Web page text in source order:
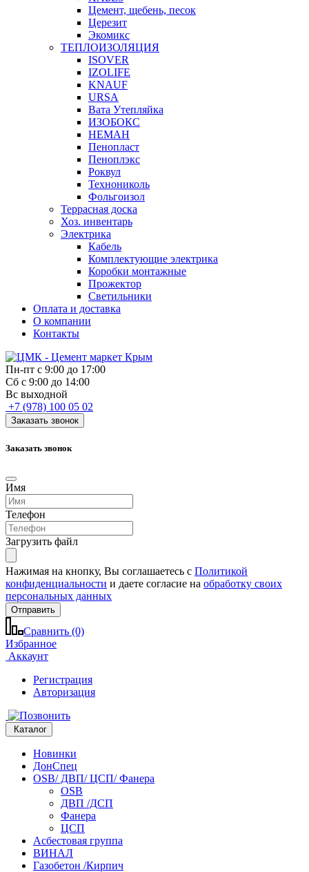
Цемент, щебень, песок
Церезит
Экомикс
ТЕПЛОИЗОЛЯЦИЯ
ISOVER
IZOLIFE
KNAUF
URSA
Вата Утепляйка
ИЗОБОКС
НЕМАН
Пенопласт
Пеноплэкс
Роквул
Технониколь
Фольгоизол
Террасная доска
Хоз. инвентарь
Электрика
Кабель
Комплектующие электрика
Коробки монтажные
Прожектор
Светильники
Оплата и доставка
О компании
Контакты
Пн-пт с 9:00 до 17:00
Сб с 9:00 до 14:00
Вс выходной
+7 (978) 100 05 02
Заказать звонок
Заказать звонок
Имя
Телефон
Загрузить файл
Нажимая на кнопку, Вы соглашаетесь с Политикой
конфиденциальности и даете согласие на обработку своих
персональных данных
Отправить
Сравнить (0)
Избранное
Аккаунт
Регистрация
Авторизация
Каталог
Новинки
ДонСпец
OSB/ ДВП/ ЦСП/ Фанера
OSB
ДВП /ДСП
Фанера
ЦСП
Асбестовая группа
ВИНАЛ
Газобетон /Кирпич